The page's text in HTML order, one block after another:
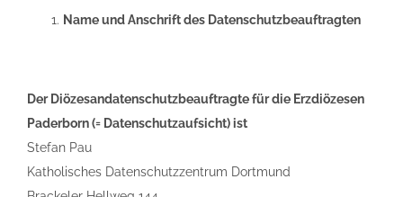
Name und Anschrift des Datenschutzbeauftragten
Der Diözesandatenschutzbeauftragte für die Erzdiözesen
Paderborn (= Datenschutzaufsicht) ist
Stefan Pau
Katholisches Datenschutzzentrum Dortmund